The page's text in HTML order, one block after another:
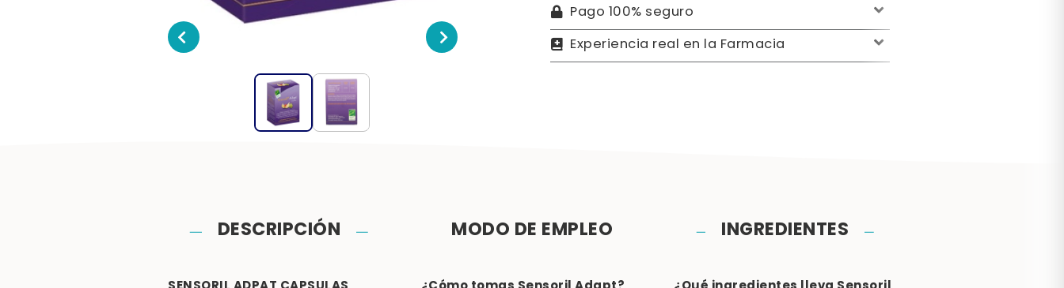
Pago 100% seguro
Experiencia real en la Farmacia
DESCRIPCIÓN MODO DE EMPLEO INGREDIENTES